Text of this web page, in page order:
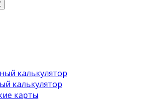
калькулятор
калькулятор
карты